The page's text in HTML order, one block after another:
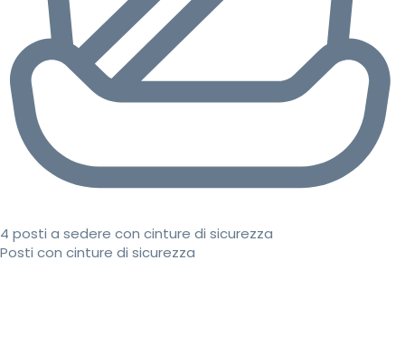
4 posti a sedere con cinture di sicurezza
Posti con cinture di sicurezza